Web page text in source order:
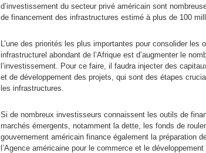
d’investissement du secteur privé américain sont
de financement des infrastructures estimé à plus de 100
L’une des priorités les plus importantes pour consolider les
infrastructurel abondant de l’Afrique est d’augmenter le
l’investissement. Pour ce faire, il faudra injecter des
et de développement des projets, qui sont des étapes
les infrastructures.
Si de nombreux investisseurs connaissent les outils de
marchés émergents, notamment la dette, les fonds de
gouvernement américain finance également la préparation
l’Agence américaine pour le commerce et le